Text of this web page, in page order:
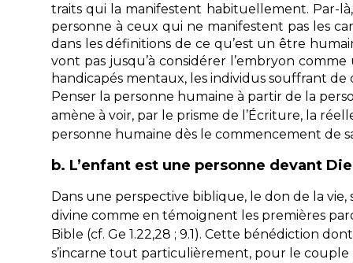
traits qui la manifestent habituellement. Par-
personne à ceux qui ne manifestent pas les
dans les définitions de ce qu’est un être
vont pas jusqu’à considérer l’embryon
handicapés mentaux, les individus souffrant
Penser la personne humaine à partir de la
amène à voir, par le prisme de l’Écriture, la
personne humaine dès le commencement de
b. L’enfant est une personne devant
Dans une perspective biblique, le don de la vie,
divine comme en témoignent les premières
Bible (cf. Ge 1.22,28 ; 9.1). Cette bénédiction
s’incarne tout particulièrement, pour le couple